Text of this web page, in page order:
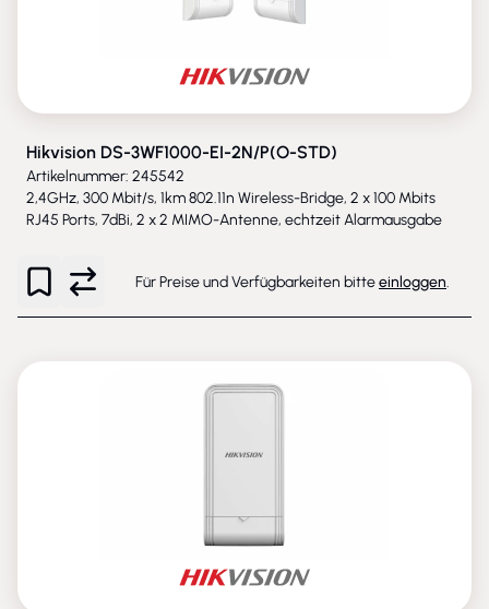
Hikvision DS-3WF1000-EI-2N/P(O-STD)
Artikelnummer: 245542
2,4GHz, 300 Mbit/s, 1km 802.11n Wireless-Bridge, 2 x 100 Mbits
RJ45 Ports, 7dBi, 2 x 2 MIMO-Antenne, echtzeit Alarmausgabe
Für Preise und Verfügbarkeiten bitteeinloggen.